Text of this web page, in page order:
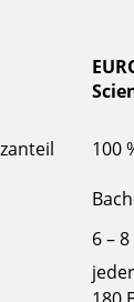
100
6 –